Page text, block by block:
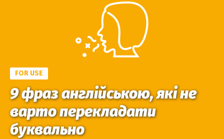
FOR USE
9 фраз англійською, які не
варто перекладати
буквально